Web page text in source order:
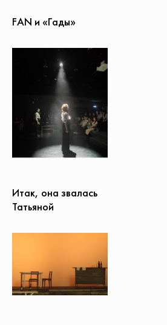
FAN и «Гады»
Итак, она звалась
Татьяной